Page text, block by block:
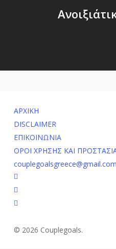
ΑΡΧΙΚΗ
DISCLAIMER
ΕΠΙΚΟΙΝΩΝΙΑ
ΟΡΟΙ ΧΡΗΣΗΣ ΚΑΙ
couplegoalsgreece@gmail.com
facebook
youtube
instagram
© 2026 Couplegoals.